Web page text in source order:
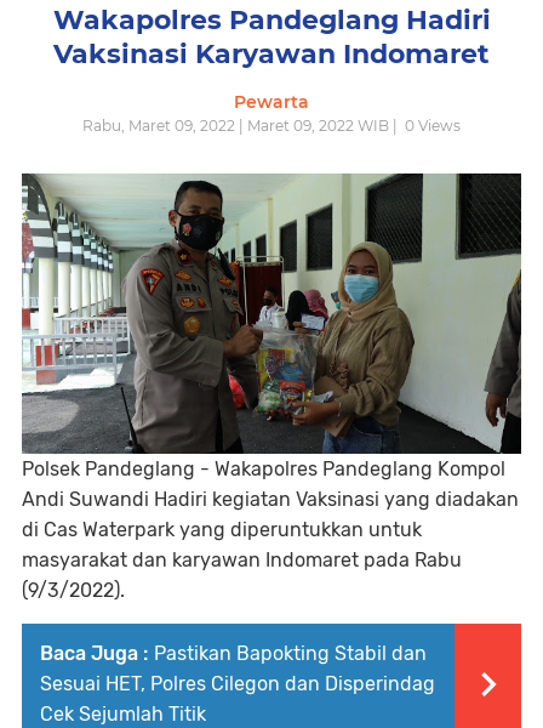
Wakapolres Pandeglang Hadiri
Vaksinasi Karyawan Indomaret
Pewarta
Rabu, Maret 09, 2022 | Maret 09, 2022 WIB | 0 Views
Polsek Pandeglang - Wakapolres Pandeglang Kompol
Andi Suwandi Hadiri kegiatan Vaksinasi yang diadakan
di Cas Waterpark yang diperuntukkan untuk
masyarakat dan karyawan Indomaret pada Rabu
(9/3/2022).
Baca Juga : Pastikan Bapokting Stabil dan
Sesuai HET, Polres Cilegon dan Disperindag
Cek Sejumlah Titik